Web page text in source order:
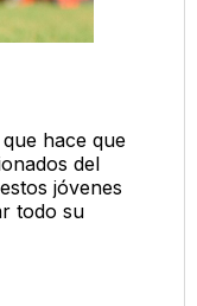
hace que
del
jóvenes
todo su